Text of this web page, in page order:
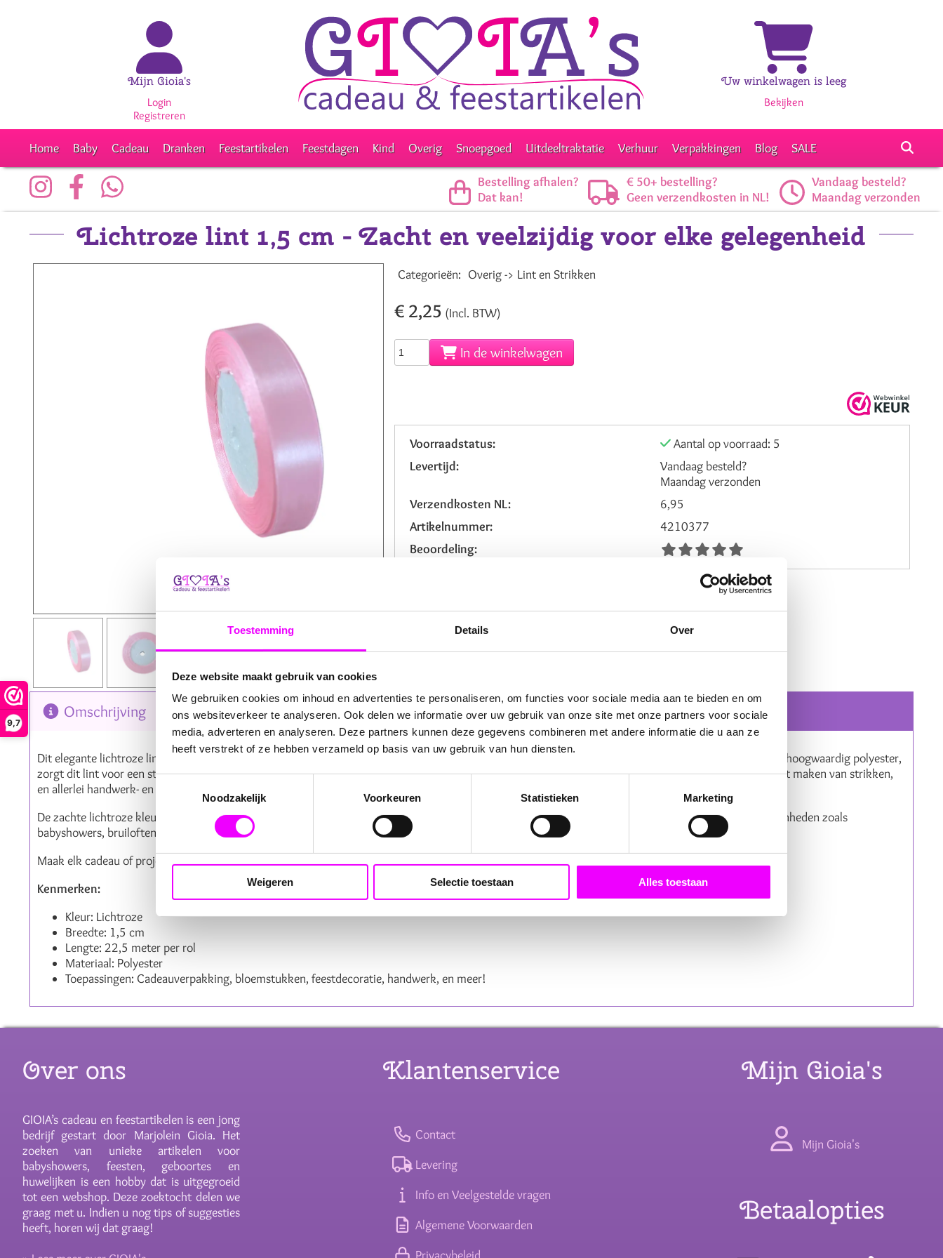
Toestemming Details Over
Deze website maakt gebruik van cookies
We gebruiken cookies om inhoud en advertenties te personaliseren, om functies voor sociale media aan te bieden en om
ons websiteverkeer te analyseren. Ook delen we informatie over uw gebruik van onze site met onze partners voor sociale
media, adverteren en analyseren. Deze partners kunnen deze gegevens combineren met andere informatie die u aan ze
heeft verstrekt of ze hebben verzameld op basis van uw gebruik van hun diensten.
Toestemmingsselectie
Noodzakelijk
Voorkeuren Statistieken Marketing
Weigeren Selectie toestaan Alles toestaan
9,7
Mijn Gioia's
Login
Registreren
Uw winkelwagen is leeg
Bekijken
Home Baby Cadeau Dranken Feestartikelen Feestdagen Kind Overig Snoepgoed Uitdeeltraktatie Verhuur Verpakkingen Blog SALE
Bestelling afhalen?
Dat kan!
€ 50+ bestelling?
Geen verzendkosten in NL!
Vandaag besteld?
Maandag verzonden
Lichtroze lint 1,5 cm - Zacht en veelzijdig voor elke gelegenheid
Categorieën: Overig -> Lint en Strikken
€ 2,25 (Incl. BTW)
In de winkelwagen
Voorraadstatus:
Aantal op voorraad: 5
Levertijd:
Vandaag besteld?
Maandag verzonden
Verzendkosten NL:
6,95
Artikelnummer:
4210377
Beoordeling:
Omschrijving Reviews
Dit elegante lichtroze lint van 1,5 cm breed en 22,5 meter lang is perfect voor een breed scala aan decoratieve en creatieve toepassingen. Gemaakt van hoogwaardig polyester,
zorgt dit lint voor een stevige en duurzame afwerking. Het is ideaal voor het inpakken van cadeautjes en pakketjes, het verfraaien van bloemstukken, het maken van strikken,
en allerlei handwerk- en knutselprojecten.
De zachte lichtroze kleur geeft een romantische en feestelijke uitstraling aan elk project, waardoor het lint uitermate geschikt is voor bijzondere gelegenheden zoals
babyshowers, bruiloften, verjaardagen, en lente- of zomerfeesten. Dit lint rolt soepel af, behoudt zijn vorm goed, en is eenvoudig op maat te knippen.
Maak elk cadeau of project extra charmant en feestelijk met dit veelzijdige lichtroze lint!
Kenmerken:
Kleur: Lichtroze
Breedte: 1,5 cm
Lengte: 22,5 meter per rol
Materiaal: Polyester
Toepassingen: Cadeauverpakking, bloemstukken, feestdecoratie, handwerk, en meer!
Over ons
GIOIA’s cadeau en feestartikelen is een jong
bedrijf gestart door Marjolein Gioia. Het
zoeken van unieke artikelen voor
babyshowers, feesten, geboortes en
huwelijken is een hobby dat is uitgegroeid
tot een webshop. Deze zoektocht delen we
graag met u. Indien u nog tips of suggesties
heeft, horen wij dat graag!
Klantenservice
Contact
Levering
Info en Veelgestelde vragen
Algemene Voorwaarden
Mijn Gioia's
Mijn Gioia's
Betaalopties